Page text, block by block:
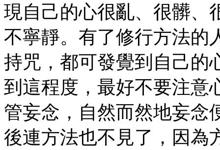
現自己的心很亂、很髒、
不寧靜。有了修行方法的
持咒，都可發覺到自己的
到這程度，最好不要注意
管妄念，自然而然地妄念
後連方法也不見了，因為